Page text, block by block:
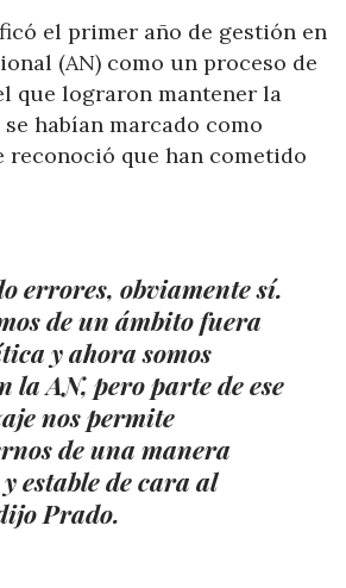
el primer año de gestión en
(AN) como un proceso de
que lograron mantener la
habían marcado como
reconoció que han cometido
errores, obviamente sí.
de un ámbito fuera
y ahora somos
la AN, pero parte de ese
nos permite
de una manera
estable de cara al
Prado.